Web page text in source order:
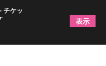
ろ!!プロ野球』発売決
チケッ
表示